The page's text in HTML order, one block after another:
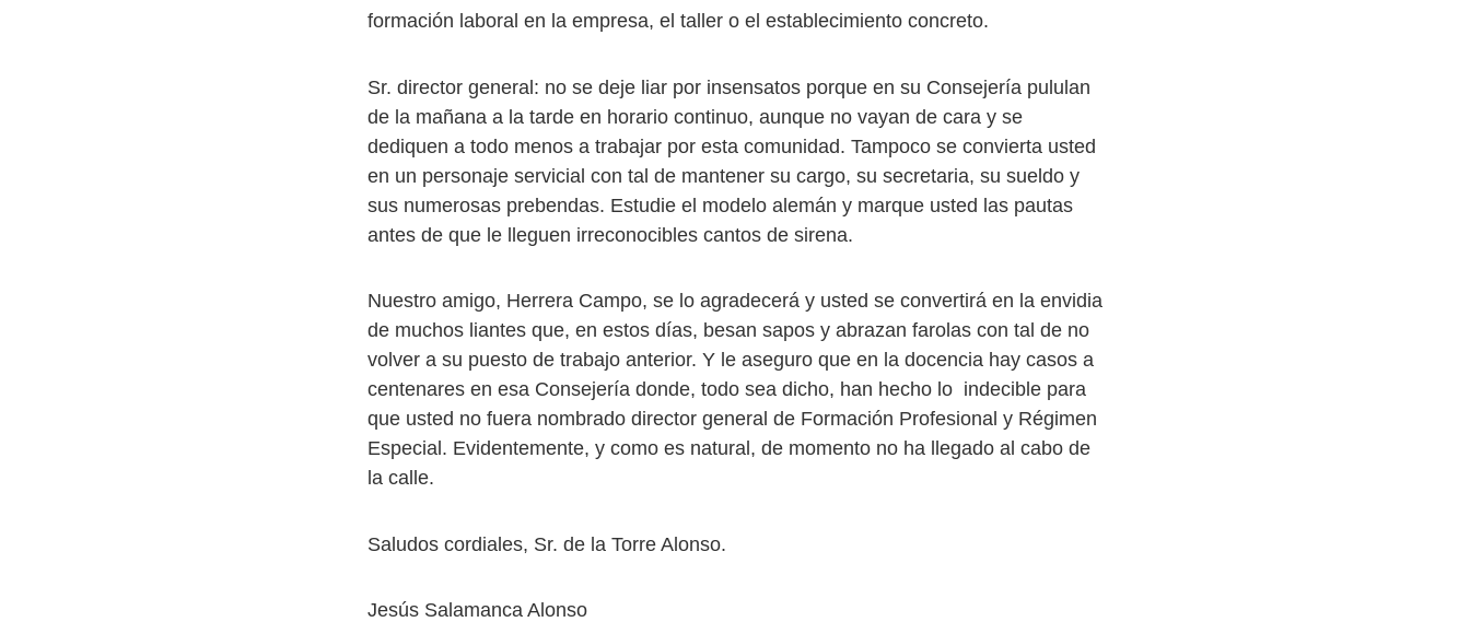
formación laboral en la empresa, el taller o el establecimiento concreto.
Sr. director general: no se deje liar por insensatos porque en su Consejería pululan
de la mañana a la tarde en horario continuo, aunque no vayan de cara y se
dediquen a todo menos a trabajar por esta comunidad. Tampoco se convierta usted
en un personaje servicial con tal de mantener su cargo, su secretaria, su sueldo y
sus numerosas prebendas. Estudie el modelo alemán y marque usted las pautas
antes de que le lleguen irreconocibles cantos de sirena.
Nuestro amigo, Herrera Campo, se lo agradecerá y usted se convertirá en la envidia
de muchos liantes que, en estos días, besan sapos y abrazan farolas con tal de no
volver a su puesto de trabajo anterior. Y le aseguro que en la docencia hay casos a
centenares en esa Consejería donde, todo sea dicho, han hecho lo indecible para
que usted no fuera nombrado director general de Formación Profesional y Régimen
Especial. Evidentemente, y como es natural, de momento no ha llegado al cabo de
la calle.
Saludos cordiales, Sr. de la Torre Alonso.
Jesús Salamanca Alonso